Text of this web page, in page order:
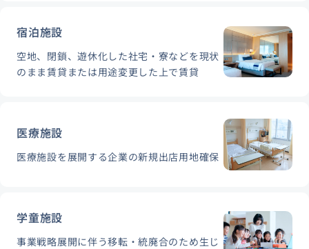
宿泊施設
空地、閉鎖、遊休化した社宅・寮などを現状
のまま賃貸または用途変更した上で賃貸
医療施設
医療施設を展開する企業の新規出店用地確保
学童施設
事業戦略展開に伴う移転・統廃合のため生じ